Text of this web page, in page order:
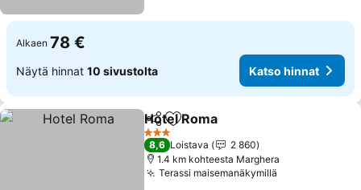
Alkaen 78 €
Näytä hinnat 10 sivustolta Katso hinnat
Jaa Lisää suosikkeihin
Hotel Roma
3 Tähtiluokitus
8,6 Loistava
2 860
1.4 km kohteesta Marghera
Terassi maisemanäkymillä